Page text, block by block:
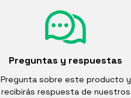
Preguntas y respuestas
Pregunta sobre este producto y
recibirás respuesta de nuestros